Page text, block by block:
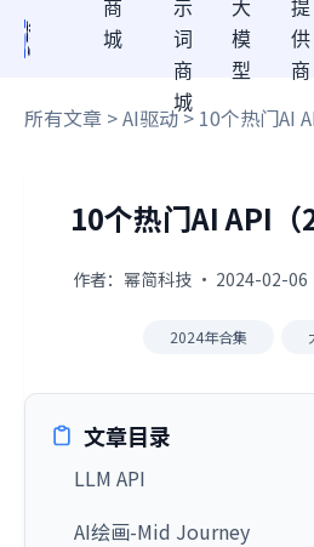
商
城
示
词
商
城
大
模
型
提
供
商
所有文章 >AI驱动> 10个热门AI
10个热门AI API（
作者：幂简科技 · 2024-02-
2024年合集
文章目录
LLM API
AI绘画-Mid Journey